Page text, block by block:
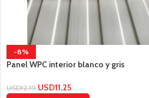
-8%
Panel WPC interior blanco y gris
USD12,19 USD11,25